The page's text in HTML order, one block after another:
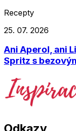
Recepty
25. 07. 2026
Ani Aperol, ani
Spritz s